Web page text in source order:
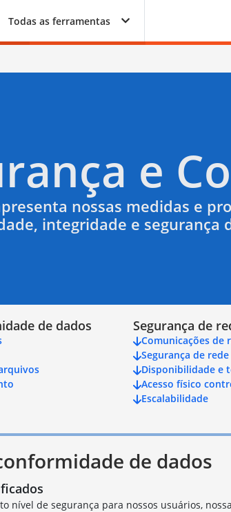
Todas as ferramentas
e
nossas medidas e
integridade e segurança
de dados Segurança de
Comunicações de
Segurança de rede
Disponibilidade e
Acesso físico
Escalabilidade
de dados
nível de segurança para nossos usuários, nossa